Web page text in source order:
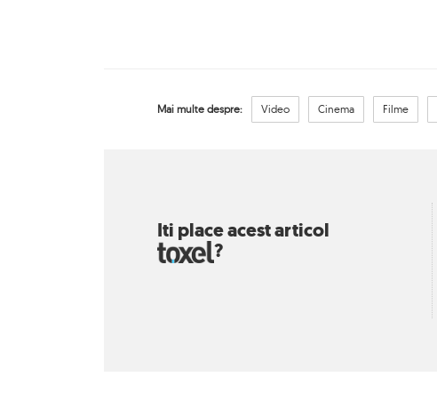
Mai multe despre: Video Cinema Filme
Iti place acest articol
?